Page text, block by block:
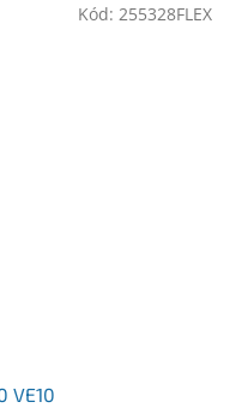
VE10
Kód: 255328FLEX